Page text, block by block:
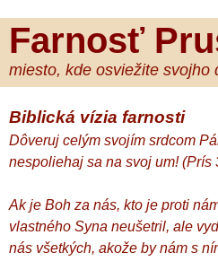
Farnosť
miesto, kde osviežite svojho
Biblická vízia farnosti
Dôveruj celým svojím srdcom
nespoliehaj sa na svoj um! (Prís
Ak je Boh za nás, kto je proti
vlastného Syna neušetril, ale
nás všetkých, akože by nám s